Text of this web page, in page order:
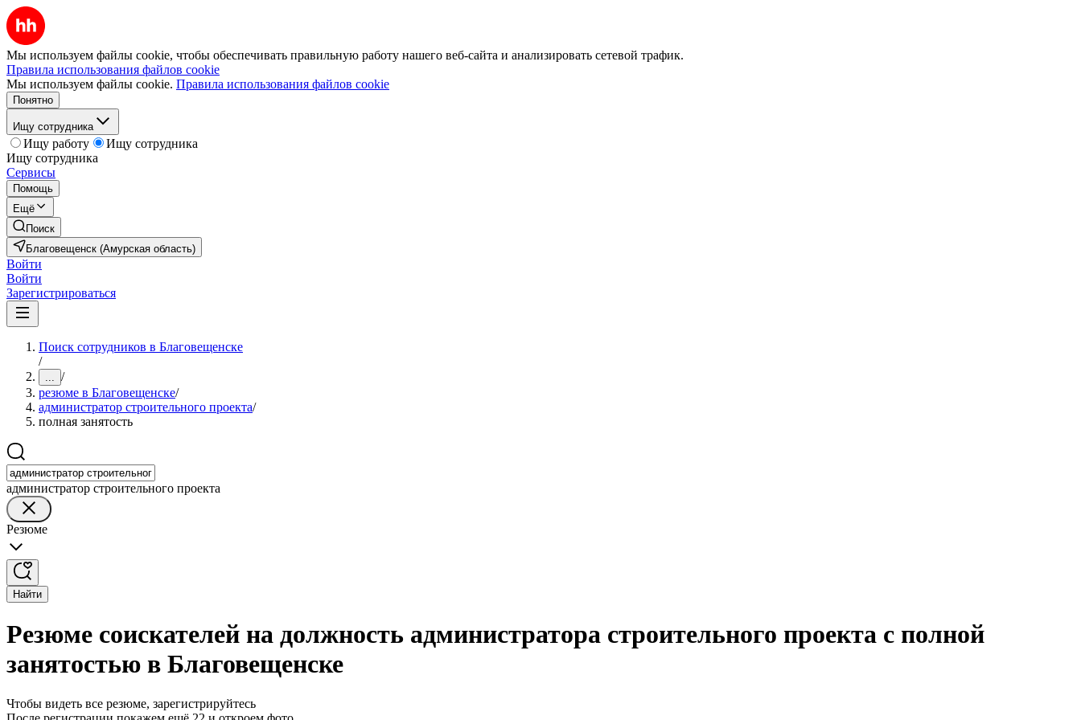
Мы используем файлы cookie, чтобы обеспечивать правильную работу нашего веб-сайта и анализировать сетевой трафик.
Правила использования файлов cookie
Мы используем файлы cookie. Правила использования файлов cookie
Понятно
Ищу сотрудника
Ищу работу
Ищу сотрудника
Ищу сотрудника
Сервисы
Помощь
Ещё
Поиск
Благовещенск (Амурская область)
Войти
Войти
Зарегистрироваться
Поиск сотрудников в Благовещенске
/
... /
резюме в Благовещенске/
администратор строительного проекта/
полная занятость
администратор строительного проекта
Резюме
Найти
Резюме соискателей на должность администратора строительного проекта с полной
занятостью в Благовещенске
Чтобы видеть все резюме, зарегистрируйтесь